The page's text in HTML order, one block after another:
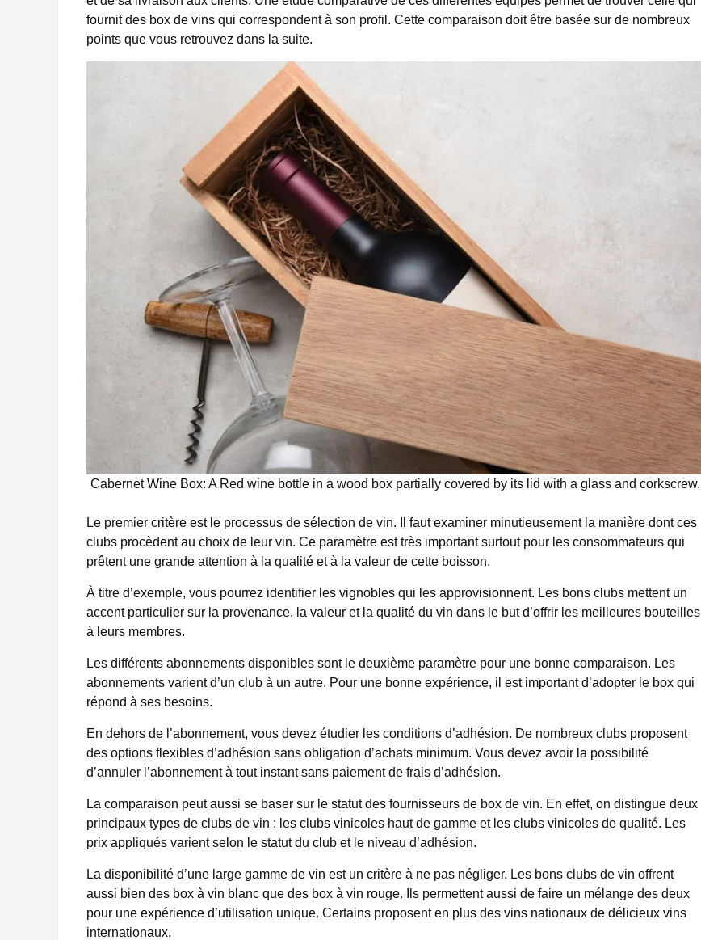
fournit des box de vins qui correspondent à son profil. Cette comparaison doit être basée sur de nombreux
points que vous retrouvez dans la suite.
Cabernet Wine Box: A Red wine bottle in a wood box partially covered by its lid with a glass and corkscrew.
Le premier critère est le processus de sélection de vin. Il faut examiner minutieusement la manière dont ces
clubs procèdent au choix de leur vin. Ce paramètre est très important surtout pour les consommateurs qui
prêtent une grande attention à la qualité et à la valeur de cette boisson.
À titre d’exemple, vous pourrez identifier les vignobles qui les approvisionnent. Les bons clubs mettent un
accent particulier sur la provenance, la valeur et la qualité du vin dans le but d’offrir les meilleures bouteilles
à leurs membres.
Les différents abonnements disponibles sont le deuxième paramètre pour une bonne comparaison. Les
abonnements varient d’un club à un autre. Pour une bonne expérience, il est important d’adopter le box qui
répond à ses besoins.
En dehors de l’abonnement, vous devez étudier les conditions d’adhésion. De nombreux clubs proposent
des options flexibles d’adhésion sans obligation d’achats minimum. Vous devez avoir la possibilité
d’annuler l’abonnement à tout instant sans paiement de frais d’adhésion.
La comparaison peut aussi se baser sur le statut des fournisseurs de box de vin. En effet, on distingue deux
principaux types de clubs de vin : les clubs vinicoles haut de gamme et les clubs vinicoles de qualité. Les
prix appliqués varient selon le statut du club et le niveau d’adhésion.
La disponibilité d’une large gamme de vin est un critère à ne pas négliger. Les bons clubs de vin offrent
aussi bien des box à vin blanc que des box à vin rouge. Ils permettent aussi de faire un mélange des deux
pour une expérience d’utilisation unique. Certains proposent en plus des vins nationaux de délicieux vins
internationaux.